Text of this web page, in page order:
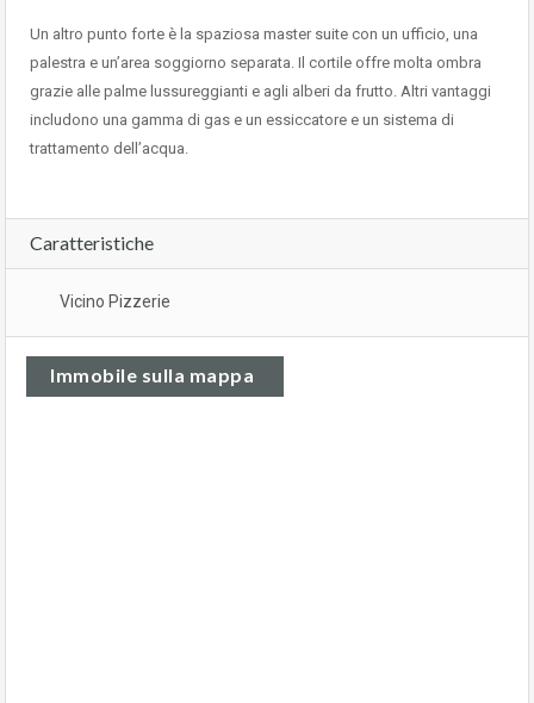
Un altro punto forte è la spaziosa master suite con un ufficio, una
palestra e un’area soggiorno separata. Il cortile offre molta ombra
grazie alle palme lussureggianti e agli alberi da frutto. Altri vantaggi
includono una gamma di gas e un essiccatore e un sistema di
trattamento dell’acqua.
Caratteristiche
Vicino Pizzerie
Immobile sulla mappa